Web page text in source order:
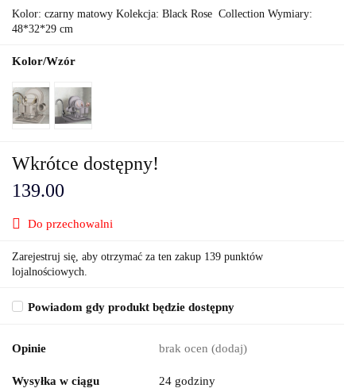
Kolor: czarny matowy Kolekcja: Black Rose Collection Wymiary:
48*32*29 cm
Kolor/Wzór
Wkrótce dostępny!
139.00
Do przechowalni
Zarejestruj się, aby otrzymać za ten zakup 139 punktów
lojalnościowych.
Powiadom gdy produkt będzie dostępny
Opinie brak ocen (dodaj)
Wysyłka w ciągu 24 godziny